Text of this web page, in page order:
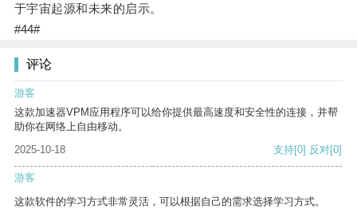
于宇宙起源和未来的启示。
#44#
评论
游客
这款加速器VPM应用程序可以给你提供最高速度和安全性的连接，并帮
助你在网络上自由移动。
2025-10-18
支持[0] 反对[0]
游客
这款软件的学习方式非常灵活，可以根据自己的需求选择学习方式。